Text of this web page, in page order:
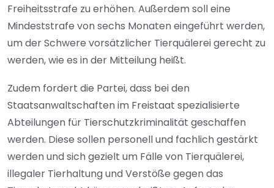
Freiheitsstrafe zu erhöhen. Außerdem soll eine
Mindeststrafe von sechs Monaten eingeführt werden,
um der Schwere vorsätzlicher Tierquälerei gerecht zu
werden, wie es in der Mitteilung heißt.
Zudem fordert die Partei, dass bei den
Staatsanwaltschaften im Freistaat spezialisierte
Abteilungen für Tierschutzkriminalität geschaffen
werden. Diese sollen personell und fachlich gestärkt
werden und sich gezielt um Fälle von Tierquälerei,
illegaler Tierhaltung und Verstöße gegen das